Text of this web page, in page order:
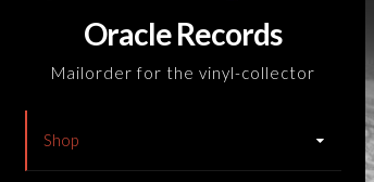
Oracle Records
Mailorder for the vinyl-collector
Shop